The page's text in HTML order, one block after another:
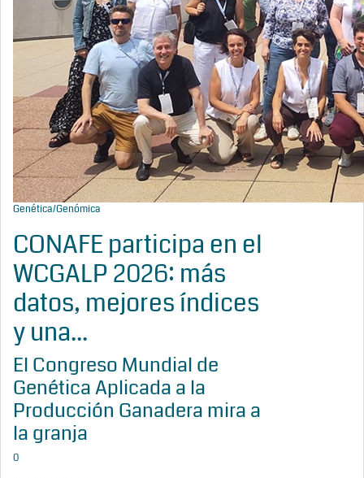
Genética/Genómica
CONAFE participa en el
WCGALP 2026: más
datos, mejores índices
y una...
El Congreso Mundial de
Genética Aplicada a la
Producción Ganadera mira a
la granja
0